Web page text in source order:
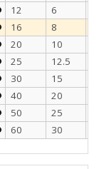
12 6
16 8
20 10
25 12.5
30 15
40 20
50 25
60 30